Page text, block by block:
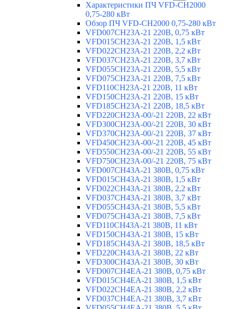
Характеристики ПЧ VFD-CH2000
0,75-280 кВт
Обзор ПЧ VFD-CH2000 0,75-280 кВт
VFD007CH23A-21 220В, 0,75 кВт
VFD015CH23A-21 220В, 1,5 кВт
VFD022CH23A-21 220В, 2,2 кВт
VFD037CH23A-21 220В, 3,7 кВт
VFD055CH23A-21 220В, 5,5 кВт
VFD075CH23A-21 220В, 7,5 кВт
VFD110CH23A-21 220В, 11 кВт
VFD150CH23A-21 220В, 15 кВт
VFD185CH23A-21 220В, 18,5 кВт
VFD220CH23A-00/-21 220В, 22 кВт
VFD300CH23A-00/-21 220В, 30 кВт
VFD370CH23A-00/-21 220В, 37 кВт
VFD450CH23A-00/-21 220В, 45 кВт
VFD550CH23A-00/-21 220В, 55 кВт
VFD750CH23A-00/-21 220В, 75 кВт
VFD007CH43A-21 380В, 0,75 кВт
VFD015CH43A-21 380В, 1,5 кВт
VFD022CH43A-21 380В, 2,2 кВт
VFD037CH43A-21 380В, 3,7 кВт
VFD055CH43A-21 380В, 5,5 кВт
VFD075CH43A-21 380В, 7,5 кВт
VFD110CH43A-21 380В, 11 кВт
VFD150CH43A-21 380В, 15 кВт
VFD185CH43A-21 380В, 18,5 кВт
VFD220CH43A-21 380В, 22 кВт
VFD300CH43A-21 380В, 30 кВт
VFD007CH4EA-21 380В, 0,75 кВт
VFD015CH4EA-21 380В, 1,5 кВт
VFD022CH4EA-21 380В, 2,2 кВт
VFD037CH4EA-21 380В, 3,7 кВт